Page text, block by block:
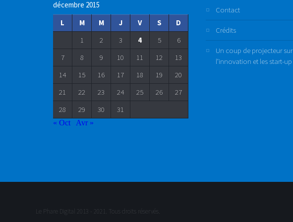
décembre 2015
L
M M J V S
D
1
2 3 4 5
6
7
8 9 10 11 12
13
14
15 16 17 18 19
20
21
22 23 24 25 26
27
28
29 30 31
« Oct Avr »
Contact
Crédits
Un coup de projecteur sur
l’innovation et les start-up
Le Phare Digital 2013 - 2021. Tous droits réservés.